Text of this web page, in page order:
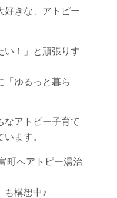
好きな、アトピー
い！」と頑張りす
「ゆるっと暮ら
なアトピー子育て
ます。
町へアトピー湯治
も構想中♪